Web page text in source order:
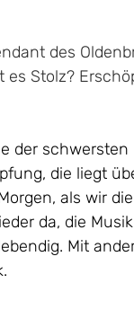
des
Stolz?
der schwersten
die liegt
als wir
da, die
Mit